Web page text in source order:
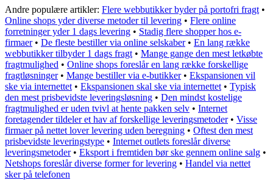
Andre populære artikler: Flere webbutikker byder på portofri fragt •
Online shops yder diverse metoder til levering • Flere online
forretninger yder 1 dags levering • Stadig flere shopper hos e-
firmaer• De fleste bestiller via online selskaber• En lang række
webbutikker tilbyder 1 dags fragt • Mange gange den mest letkøbte
fragtmulighed • Online shops foreslår en lang række forskellige
fragtløsninger• Mange bestiller via e-butikker• Ekspansionen vil
ske via internettet • Ekspansionen skal ske via internettet • Typisk
den mest prisbevidste leveringsløsning • Den mindst kostelige
fragtmulighed er uden tvivl at hente pakken selv • Internet
foretagender tildeler et hav af forskellige leveringsmetoder• Visse
firmaer på nettet lover levering uden beregning • Oftest den mest
prisbevidste leveringstype • Internet outlets foreslår diverse
leveringsmetoder• Eksport i fremtiden bør ske gennem online salg •
Netshops foreslår diverse former for levering • Handel via nettet
sker på telefonen